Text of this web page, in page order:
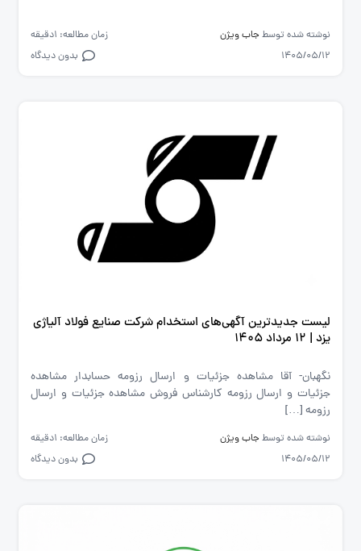
نوشته شده توسط جاب ویژن
زمان مطالعه: 1دقیقه
1405/05/12
بدون دیدگاه
لیست جدیدترین آگهی‌های استخدام شرکت صنایع فولاد آلیاژی
یزد | ۱۲ مرداد ۱۴۰۵
نگهبان- آقا مشاهده جزئیات و ارسال رزومه حسابدار مشاهده
جزئیات و ارسال رزومه کارشناس فروش مشاهده جزئیات و ارسال
رزومه […]
نوشته شده توسط جاب ویژن
زمان مطالعه: 1دقیقه
1405/05/12
بدون دیدگاه